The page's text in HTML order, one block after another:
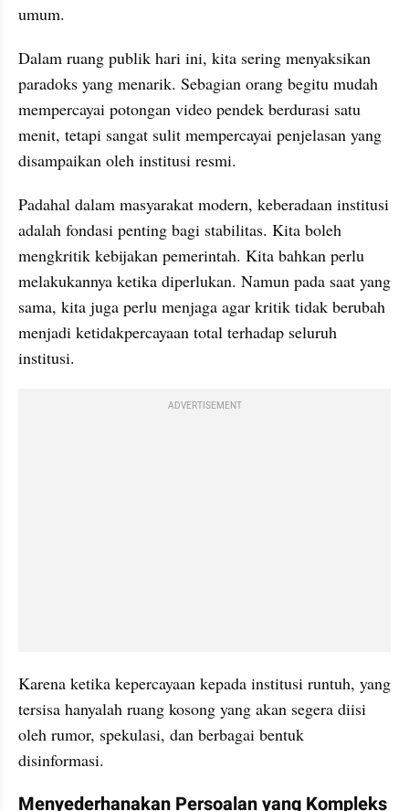
umum.
Dalam ruang publik hari ini, kita sering menyaksikan
paradoks yang menarik. Sebagian orang begitu mudah
mempercayai potongan video pendek berdurasi satu
menit, tetapi sangat sulit mempercayai penjelasan yang
disampaikan oleh institusi resmi.
Padahal dalam masyarakat modern, keberadaan institusi
adalah fondasi penting bagi stabilitas. Kita boleh
mengkritik kebijakan pemerintah. Kita bahkan perlu
melakukannya ketika diperlukan. Namun pada saat yang
sama, kita juga perlu menjaga agar kritik tidak berubah
menjadi ketidakpercayaan total terhadap seluruh
institusi.
ADVERTISEMENT
Karena ketika kepercayaan kepada institusi runtuh, yang
tersisa hanyalah ruang kosong yang akan segera diisi
oleh rumor, spekulasi, dan berbagai bentuk
disinformasi.
Menyederhanakan Persoalan yang Kompleks